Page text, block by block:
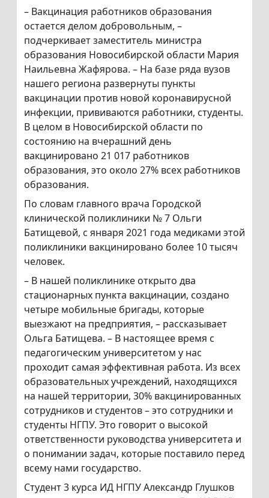
– Вакцинация работников образования
остается делом добровольным, –
подчеркивает заместитель министра
образования Новосибирской области Мария
Наильевна Жафярова. – На базе ряда вузов
нашего региона развернуты пункты
вакцинации против новой коронавирусной
инфекции, прививаются работники, студенты.
В целом в Новосибирской области по
состоянию на вчерашний день
вакцинировано 21 017 работников
образования, это около 27% всех работников
образования.
По словам главного врача Городской
клинической поликлиники № 7 Ольги
Батищевой, с января 2021 года медиками этой
поликлиники вакцинировано более 10 тысяч
человек.
– В нашей поликлинике открыто два
стационарных пункта вакцинации, создано
четыре мобильные бригады, которые
выезжают на предприятия, – рассказывает
Ольга Батищева. – В настоящее время с
педагогическим университетом у нас
проходит самая эффективная работа. Из всех
образовательных учреждений, находящихся
на нашей территории, 30% вакцинированных
сотрудников и студентов – это сотрудники и
студенты НГПУ. Это говорит о высокой
ответственности руководства университета и
о понимании задач, которые поставило перед
всему нами государство.
Студент 3 курса ИД НГПУ Александр Глушков